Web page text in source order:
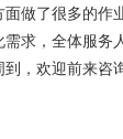
做了很多的
，全体服务
，欢迎前来咨